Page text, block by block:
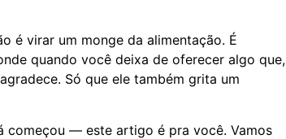
é virar um monge da alimentação. É
quando você deixa de oferecer algo que,
Só que ele também grita um
começou — este artigo é pra você. Vamos